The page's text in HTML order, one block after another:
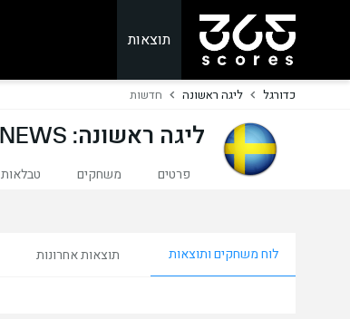
תוצאות
כדורגל ליגה ראשונה חדשות
ליגה ראשונה: NEWS
פרטים משחקים טבלאות
לוח משחקים ותוצאות תוצאות אחרונות